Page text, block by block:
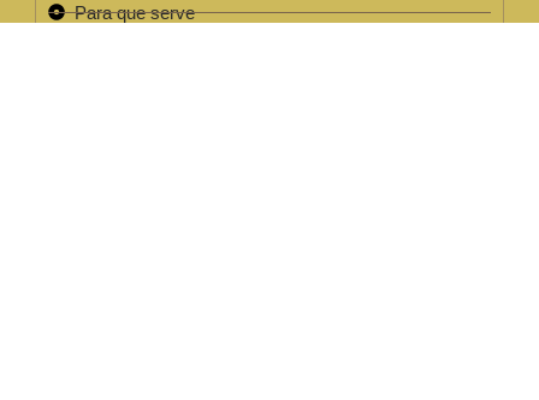
Para que serve